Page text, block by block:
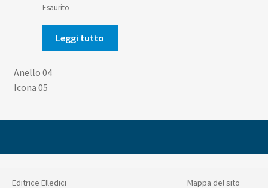
originale
era:
33,00€.
attuale
è:
19,80€.
Esaurito
Leggi tutto
Anello 04
Icona 05
Editrice Elledici Mappa del sito